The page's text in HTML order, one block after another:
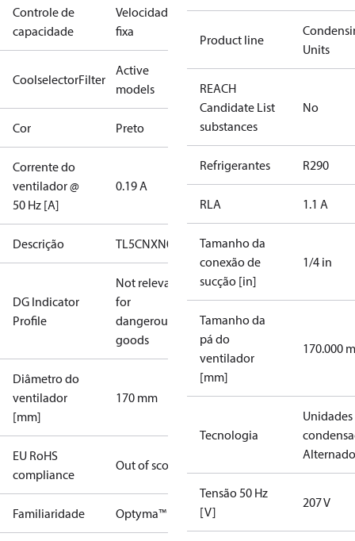
Controle de
capacidade
Velocidade
fixa
CoolselectorFilter
Active
models
Cor Preto
Corrente do
ventilador @
50 Hz [A]
0.19 A
Descrição TL5CNXN0
DG Indicator
Profile
Not relevant
for
dangerous
goods
Diâmetro do
ventilador
[mm]
170 mm
EU RoHS
compliance
Out of scope
Familiaridade Optyma™
Product line
Units
REACH
Candidate List
substances
No
Refrigerantes R290
RLA 1.1 A
Tamanho da
conexão de
sucção [in]
1/4 in
Tamanho da
pá do
ventilador
[mm]
170.000
Tecnologia
Alternado
Tensão 50 Hz
[V]
207 V